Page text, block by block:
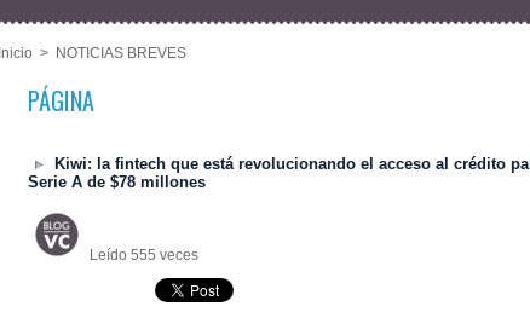
Inicio > NOTICIAS BREVES
PÁGINA
Kiwi: la fintech que está revolucionando el acceso al crédito
Serie A de $78 millones
Leído 555 veces